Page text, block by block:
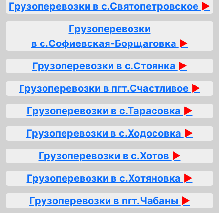
Грузоперевозки в с.Святопетровское ►
Грузоперевозки
в с.Софиевская‑Борщаговка ►
Грузоперевозки в с.Стоянка ►
Грузоперевозки в пгт.Счастливое ►
Грузоперевозки в с.Тарасовка ►
Грузоперевозки в с.Ходосовка ►
Грузоперевозки в с.Хотов ►
Грузоперевозки в с.Хотяновка ►
Грузоперевозки в пгт.Чабаны ►